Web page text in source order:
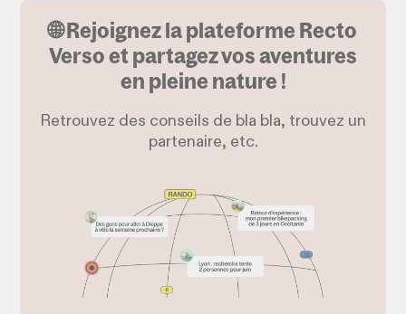
🌐 Rejoignez la plateforme Recto
Verso et partagez vos aventures
en pleine nature !
Retrouvez des conseils de bla bla, trouvez un
partenaire, etc.